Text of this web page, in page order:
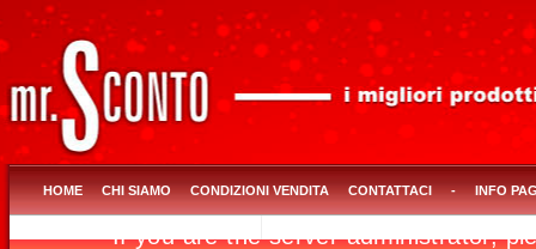
HOME CHI SIAMO CONDIZIONI VENDITA CONTATTACI - INFO